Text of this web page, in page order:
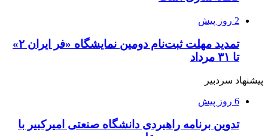
2 روز پیش
تمدید مهلت ثبت‌نام دومین نمایشگاه «فر ایران ۲»
تا ۳۱ مرداد
پیشنهاد سردبیر
6 روز پیش
تدوین برنامه راهبردی دانشگاه صنعتی امیرکبیر با